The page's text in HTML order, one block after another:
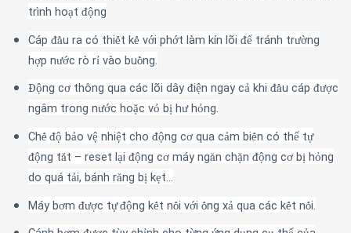
trình hoạt động
Cáp đầu ra có thiết kếvới phớt làm kín lõi đểtránh trường
hợp nước rò rỉvào buồng.
Động cơthông qua các l õi dây điện ngay cảkhi đầu cáp được
ngâm trong nước hoặc vỏ bịhưhỏng.
Chếđộ bảo vệ nhiệt cho động cơqua cảm biến có thểtự
động tắt – reset lại động cơmáy ngăn chặn động cơbịhỏng
do quá tải, bánh răng bịkẹt…
Máy bơm được tựđộng kết nối với ống xả qua các kết nối.